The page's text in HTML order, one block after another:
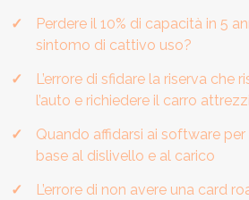
Perdere il 10% di capacità in 5
sintomo di cattivo uso?
L’errore di sfidare la riserva che
l’auto e richiedere il carro attrezzi
Quando affidarsi ai software
base al dislivello e al carico
L’errore di non avere una card